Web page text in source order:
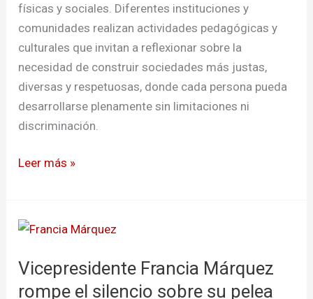
físicas y sociales. Diferentes instituciones y
comunidades realizan actividades pedagógicas y
culturales que invitan a reflexionar sobre la
necesidad de construir sociedades más justas,
diversas y respetuosas, donde cada persona pueda
desarrollarse plenamente sin limitaciones ni
discriminación.
Leer más »
Vicepresidente Francia Márquez
rompe el silencio sobre su pelea
Vicepresidente
Márquez
rompe